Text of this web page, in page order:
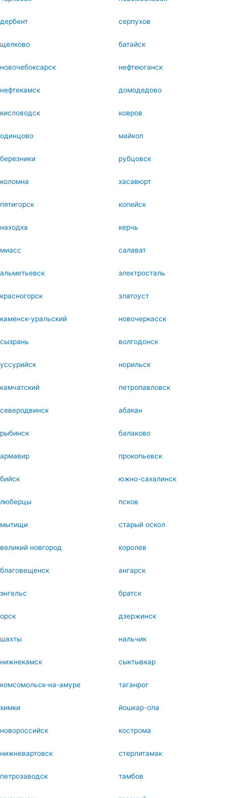
дербент серпухов
щелково батайск
новочебоксарск нефтеюганск
нефтекамск домодедово
кисловодск ковров
одинцово майкоп
березники рубцовск
коломна хасавюрт
пятигорск копейск
находка керчь
миасс салават
альметьевск электросталь
красногорск златоуст
каменск-уральский новочеркасск
сызрань волгодонск
уссурийск норильск
камчатский петропавловск
северодвинск абакан
рыбинск балаково
армавир прокопьевск
бийск южно-сахалинск
люберцы псков
мытищи старый оскол
великий новгород королев
благовещенск ангарск
энгельс братск
орск дзержинск
шахты нальчик
нижнекамск сыктывкар
комсомольск-на-амуре таганрог
химки йошкар-ола
новороссийск кострома
нижневартовск стерлитамак
петрозаводск тамбов